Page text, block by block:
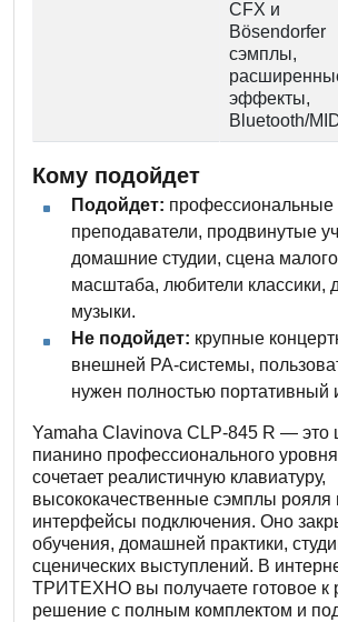
CFX и
Bösendorfer
сэмплы,
эффекты,
Bluetooth/
Кому подойдет
Подойдет: профессиональные
преподаватели, продвинутые
домашние студии, сцена
масштаба, любители классики,
музыки.
Не подойдет: крупные
внешней PA-системы,
нужен полностью портативный
Yamaha Clavinova CLP-845 R — это
пианино профессионального
сочетает реалистичную клавиатуру,
высококачественные сэмплы
интерфейсы подключения. Оно
обучения, домашней практики,
сценических выступлений. В
ТРИТЕХНО вы получаете готовое к
решение с полным комплектом и